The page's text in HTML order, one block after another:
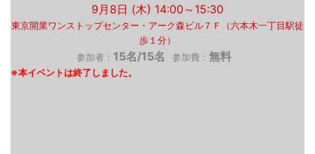
9月8日 (木) 14:00～15:30
東京開業ワンストップセンター・アーク森ビル７Ｆ（六本木一丁目駅徒
歩１分）
参加者： 15名/15名 参加費： 無料